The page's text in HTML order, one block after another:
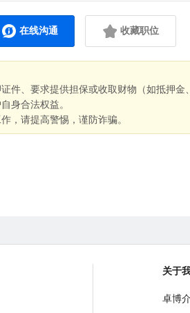
在线沟通 收藏职位
件、要求提供担保或收取财物（如抵押
身合法权益。
，请提高警惕，谨防诈骗。
关于
卓博